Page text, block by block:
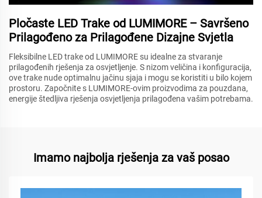
Pločaste LED Trake od LUMIMORE – Savršeno
Prilagođeno za Prilagođene Dizajne Svjetla
Fleksibilne LED trake od LUMIMORE su idealne za stvaranje
prilagođenih rješenja za osvjetljenje. S nizom veličina i konfiguracija,
ove trake nude optimalnu jačinu sjaja i mogu se koristiti u bilo kojem
prostoru. Započnite s LUMIMORE-ovim proizvodima za pouzdana,
energije štedljiva rješenja osvjetljenja prilagođena vašim potrebama.
Imamo najbolja rješenja za vaš posao